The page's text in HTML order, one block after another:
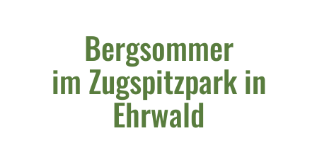
Bergsommer
im Zugspitzpark in
Ehrwald